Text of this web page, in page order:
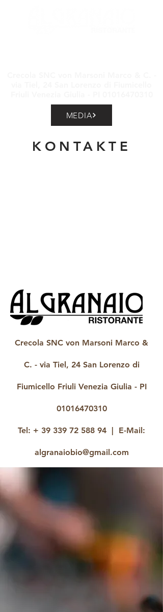
MEDIA
KONTAKTE
Crecola SNC von Marsoni Marco &
C. - via Tiel, 24 San Lorenzo di
Fiumicello Friuli Venezia Giulia - PI
01016470310
Tel: + 39 339 72 588 94 | E-Mail:
algranaiobio@gmail.com